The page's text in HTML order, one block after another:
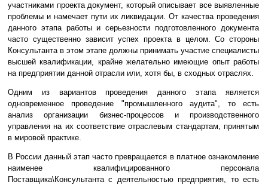
участниками проекта документ, который описывает все выявленные
проблемы и намечает пути их ликвидации. От качества проведения
данного этапа работы и серьезности подготовленного документа
часто существенно зависит успех проекта в целом. Со стороны
Консультанта в этом этапе должны принимать участие специалисты
высшей квалификации, крайне желательно имеющие опыт работы
на предприятии данной отрасли или, хотя бы, в сходных отраслях.
Одним из вариантов проведения данного этапа является
одновременное проведение "промышленного аудита", то есть
анализ организации бизнес-процессов и производственного
управления на их соответствие отраслевым стандартам, принятым
в мировой практике.
В России данный этап часто превращается в платное ознакомление
наименее квалифицированного персонала
Поставщика\Консультанта с деятельностью предприятия, то есть